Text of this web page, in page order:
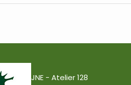
JNE - Atelier 128